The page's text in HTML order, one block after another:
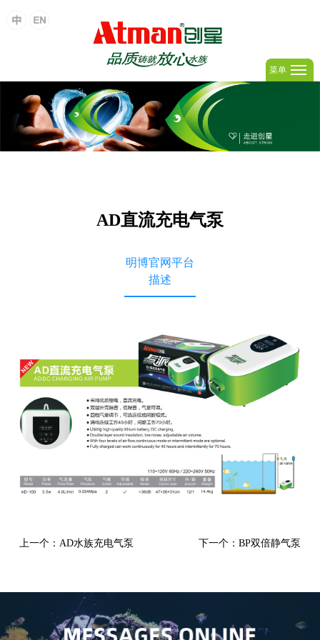
菜单
AD直流充电气泵
明博官网平台
描述
上一个：AD水族充电气泵 下一个：BP双倍静气泵